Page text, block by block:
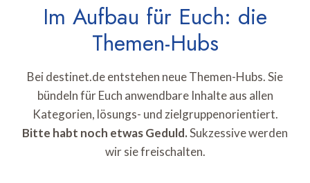
Im Aufbau für Euch: die
Themen-Hubs
Bei destinet.de entstehen neue Themen-Hubs. Sie
bündeln für Euch anwendbare Inhalte aus allen
Kategorien, lösungs- und zielgruppenorientiert.
Bitte habt noch etwas Geduld.Sukzessive werden
wir sie freischalten.